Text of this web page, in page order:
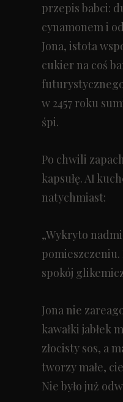
przepis babci:
cynamonem i
Jona, istota
cukier na coś
w 2457 roku
śpi.
Po chwili
kapsułę. AI
natychmiast:
„Wykryto
pomieszczeniu.
spokój
Jona nie
kawałki jabłek
złocisty sos, a
tworzy małe,
Nie było już